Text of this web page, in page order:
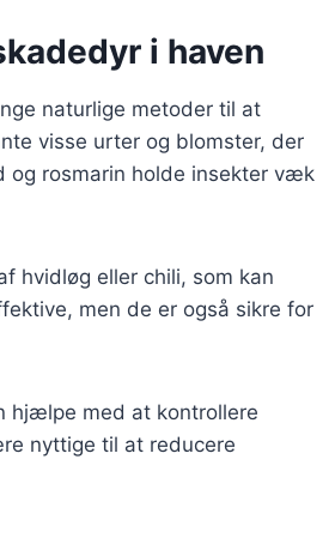
i haven
naturlige metoder til at
visse urter og blomster, der
og rosmarin holde insekter væk
hvidløg eller chili, som kan
men de er også sikre for
hjælpe med at kontrollere
nyttige til at reducere